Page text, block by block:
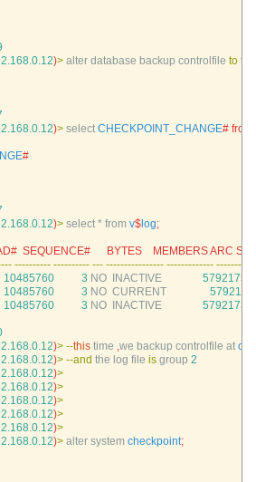
)> alter database backup controlfile to
)> select CHECKPOINT_CHANGE#
#
)> select * from v$ log;
SEQUENCE#      BYTES    MEMBERS ARC
-- ---------- ---------- --- ---------------- ------------- --------
10485760 3 NO INACTIVE 5792175
10485760 3 NO CURRENT
5792177
10485760 3 NO INACTIVE 5792173
)> --this time ,we backup controlfile at
)> --and the log file is group 2
)>
)>
)>
)>
)>
)> alter system checkpoint;